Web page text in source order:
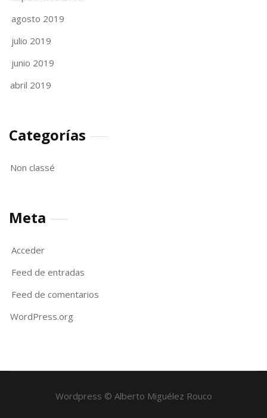
agosto 2019
julio 2019
junio 2019
abril 2019
Categorías
Non classé
Meta
Acceder
Feed de entradas
Feed de comentarios
WordPress.org
Wordpress © Alberto Miguélez Rouco